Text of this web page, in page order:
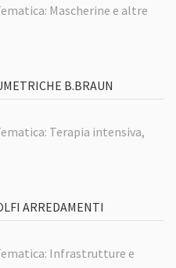
Mascherine e altre
B.BRAUN
Terapia intensiva,
ARREDAMENTI
Infrastrutture e